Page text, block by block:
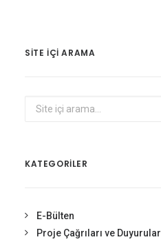
SITE IÇI ARAMA
KATEGORİLER
E-Bülten
Proje Çağrıları ve Duyurular